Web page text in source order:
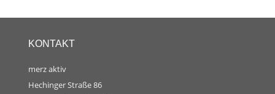
KONTAKT
merz aktiv
Hechinger Straße 86